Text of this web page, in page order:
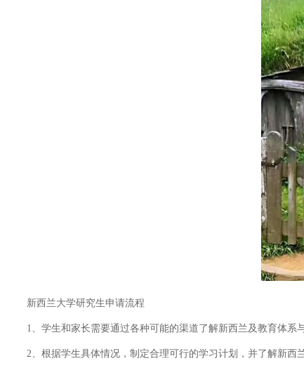
新西兰大学研究生申请流程
1、学生和家长需要通过各种可能的渠道了解新西兰及教育体系
2、根据学生具体情况，制定合理可行的学习计划，并了解新西